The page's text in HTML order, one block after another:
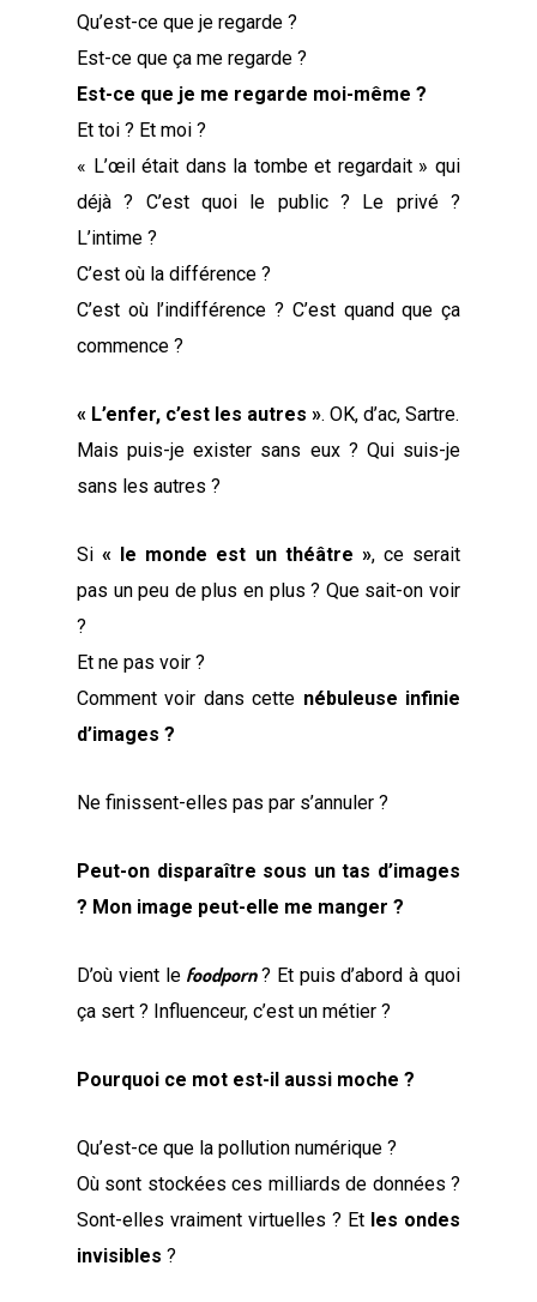
Qu’est-ce que je regarde ?
Est-ce que ça me regarde ?
Est-ce que je me regarde moi-même ?
Et toi ? Et moi ?
« L’œil était dans la tombe et regardait » qui
déjà ? C’est quoi le public ? Le privé ?
L’intime ?
C’est où la différence ?
C’est où l’indifférence ? C’est quand que ça
commence ?
« L’enfer, c’est les autres ». OK, d’ac, Sartre.
Mais puis-je exister sans eux ? Qui suis-je
sans les autres ?
Si« le monde est un théâtre », ce serait
pas un peu de plus en plus ? Que sait-on voir
?
Et ne pas voir ?
Comment voir dans cette nébuleuse infinie
d’images ?
Ne finissent-elles pas par s’annuler ?
Peut-on disparaître sous un tas d’images
? Mon image peut-elle me manger ?
D’où vient le foodporn? Et puis d’abord à quoi
ça sert ? Influenceur, c’est un métier ?
Pourquoi ce mot est-il aussi moche ?
Qu’est-ce que la pollution numérique ?
Où sont stockées ces milliards de données ?
Sont-elles vraiment virtuelles ? Et les ondes
invisibles?